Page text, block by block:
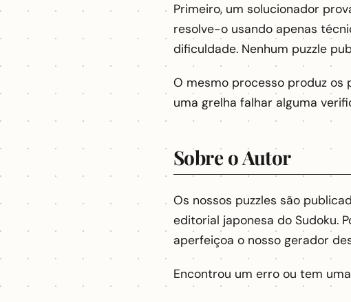
Primeiro, um solucionador
resolve-o usando apenas
dificuldade. Nenhum puzzle
O mesmo processo produz os
uma grelha falhar alguma
Sobre o Autor
Os nossos puzzles são
editorial japonesa do Sudoku.
aperfeiçoa o nosso gerador
Encontrou um erro ou tem